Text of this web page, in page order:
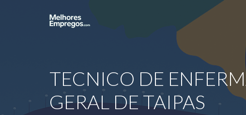
TECNICO DE
GERAL DE TAIPAS